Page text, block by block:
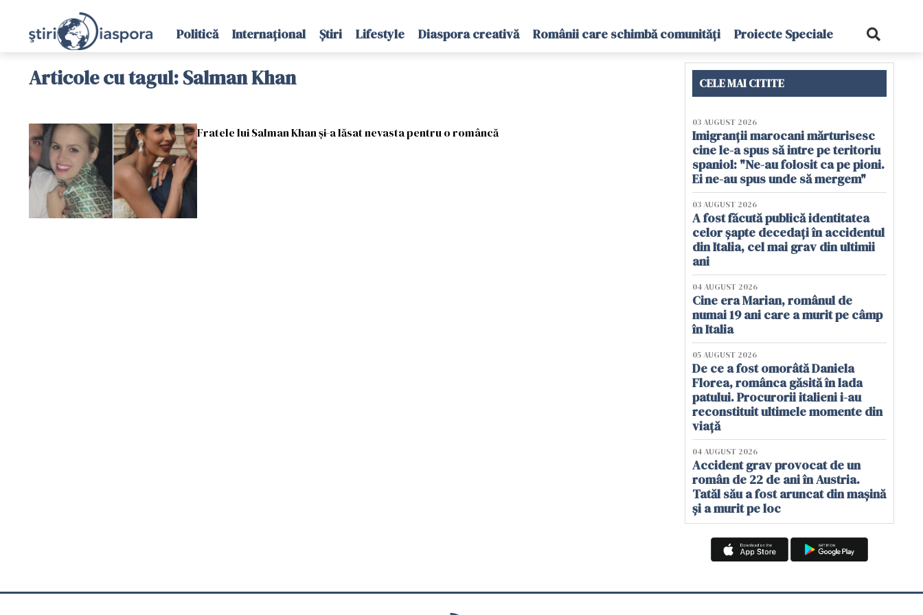
Politică Internațional Știri Lifestyle Diaspora creativă Românii care schimbă comunități Proiecte Speciale
Articole cu tagul: Salman Khan
Fratele lui Salman Khan și-a lăsat nevasta pentru o româncă
CELE MAI CITITE
03 AUGUST 2026
Imigranții marocani mărturisesc
cine le-a spus să intre pe teritoriu
spaniol: "Ne-au folosit ca pe pioni.
Ei ne-au spus unde să mergem"
03 AUGUST 2026
A fost făcută publică identitatea
celor șapte decedați în accidentul
din Italia, cel mai grav din ultimii
ani
04 AUGUST 2026
Cine era Marian, românul de
numai 19 ani care a murit pe câmp
în Italia
05 AUGUST 2026
De ce a fost omorâtă Daniela
Florea, românca găsită în lada
patului. Procurorii italieni i-au
reconstituit ultimele momente din
viață
04 AUGUST 2026
Accident grav provocat de un
român de 22 de ani în Austria.
Tatăl său a fost aruncat din mașină
și a murit pe loc